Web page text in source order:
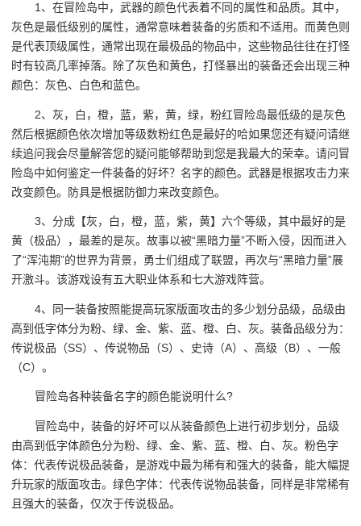
1、在冒险岛中，武器的颜色代表着不同的属性和品质。其中，
灰色是最低级别的属性，通常意味着装备的劣质和不适用。而黄色则
是代表顶级属性，通常出现在最极品的物品中，这些物品往往在打怪
时有较高几率掉落。除了灰色和黄色，打怪暴出的装备还会出现三种
颜色：灰色、白色和蓝色。
2、灰，白，橙，蓝，紫，黄，绿，粉红冒险岛最低级的是灰色
然后根据颜色依次增加等级数粉红色是最好的哈如果您还有疑问请继
续追问我会尽量解答您的疑问能够帮助到您是我最大的荣幸。请问冒
险岛中如何鉴定一件装备的好坏？名字的颜色。武器是根据攻击力来
改变颜色。防具是根据防御力来改变颜色。
3、分成【灰，白，橙，蓝，紫，黄】六个等级，其中最好的是
黄（极品），最差的是灰。故事以被“黑暗力量”不断入侵，因而进入
了“浑沌期”的世界为背景，勇士们组成了联盟，再次与“黑暗力量”展
开激斗。该游戏设有五大职业体系和七大游戏阵营。
4、同一装备按照能提高玩家版面攻击的多少划分品级，品级由
高到低字体分为粉、绿、金、紫、蓝、橙、白、灰。装备品级分为：
传说极品（SS）、传说物品（S）、史诗（A）、高级（B）、一般
（C）。
冒险岛各种装备名字的颜色能说明什么?
冒险岛中，装备的好坏可以从装备颜色上进行初步划分，品级
由高到低字体颜色分为粉、绿、金、紫、蓝、橙、白、灰。粉色字
体：代表传说极品装备，是游戏中最为稀有和强大的装备，能大幅提
升玩家的版面攻击。绿色字体：代表传说物品装备，同样是非常稀有
且强大的装备，仅次于传说极品。